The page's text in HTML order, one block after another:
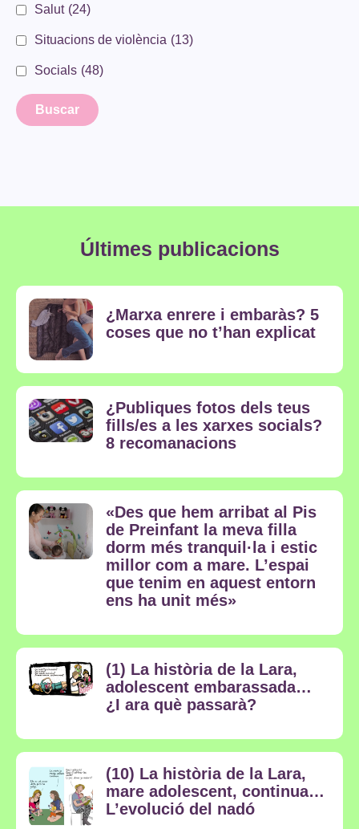
Salut (24)
Situacions de violència (13)
Socials (48)
Últimes publicacions
¿Marxa enrere i embaràs? 5
coses que no t’han explicat
¿Publiques fotos dels teus
fills/es a les xarxes socials?
8 recomanacions
«Des que hem arribat al Pis
de Preinfant la meva filla
dorm més tranquil·la i estic
millor com a mare. L’espai
que tenim en aquest entorn
ens ha unit més»
(1) La història de la Lara,
adolescent embarassada…
¿I ara què passarà?
(10) La història de la Lara,
mare adolescent, continua…
L’evolució del nadó